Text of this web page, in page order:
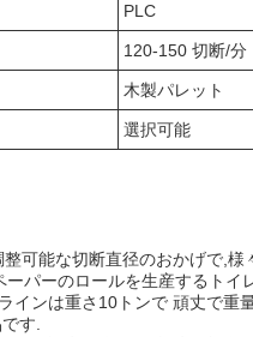
PLC
120-150 切断/分
木製パレット
選択可能
可能な切断直径のおかげで,
パーのロールを生産するトイ
インは重さ10トンで 頑丈で
す.